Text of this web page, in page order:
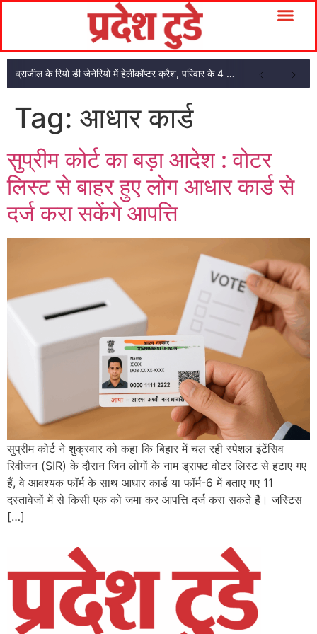
ब्राजील के रियो डी जेनेरियो में हेलीकॉप्टर क्रैश, परिवार के 4 सदस्यों की मौत
Tag: आधार कार्ड
सुप्रीम कोर्ट का बड़ा आदेश : वोटर
लिस्ट से बाहर हुए लोग आधार कार्ड से
दर्ज करा सकेंगे आपत्ति
सुप्रीम कोर्ट ने शुक्रवार को कहा कि बिहार में चल रही स्पेशल इंटेंसिव
रिवीजन (SIR) के दौरान जिन लोगों के नाम ड्राफ्ट वोटर लिस्ट से हटाए गए
हैं, वे आवश्यक फॉर्म के साथ आधार कार्ड या फॉर्म-6 में बताए गए 11
दस्तावेजों में से किसी एक को जमा कर आपत्ति दर्ज करा सकते हैं। जस्टिस
[…]